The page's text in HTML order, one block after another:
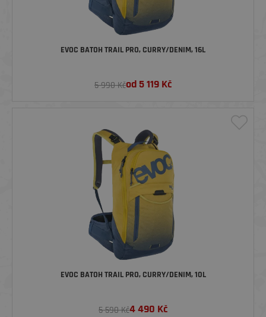
EVOC BATOH TRAIL PRO, CURRY/DENIM, 16L
5 990 Kčod 5 119 Kč
EVOC BATOH TRAIL PRO, CURRY/DENIM, 10L
5 590 Kč4 490 Kč